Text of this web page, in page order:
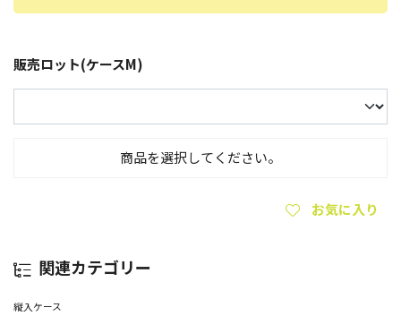
販売ロット(ケースM)
商品を選択してください。
お気に入り
関連カテゴリー
縦入ケース